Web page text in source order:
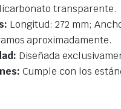
transparente.
Longitud: 272 mm;
aproximadamente.
Diseñada
Cumple con los